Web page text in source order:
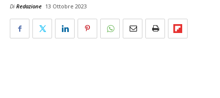
Di Redazione 13 Ottobre 2023